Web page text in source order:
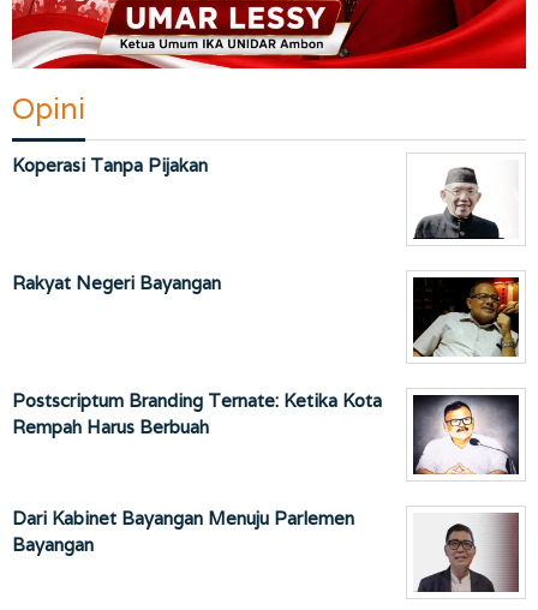
Opini
Koperasi Tanpa Pijakan
Rakyat Negeri Bayangan
Postscriptum Branding Ternate: Ketika Kota
Rempah Harus Berbuah
Dari Kabinet Bayangan Menuju Parlemen
Bayangan